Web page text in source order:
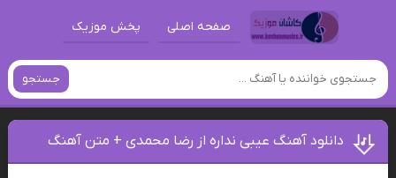
صفحه اصلی پخش موزیک
جستجو
دانلود آهنگ عیبی نداره از رضا محمدی + متن آهنگ